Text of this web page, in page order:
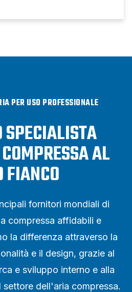
PER USO PROFESSIONALE
AL
FIANCO
fornitori mondiali di
compressa affidabili e
la differenza attraverso la
e il design, grazie al
e sviluppo interno e alla
settore dell'aria compressa.